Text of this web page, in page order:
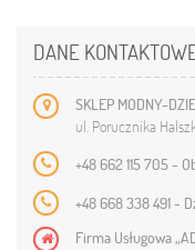
DANE
SKLEP MODNY-
ul. Porucznika
+48 662 115 705 -
+48 668 338 491 -
Firma Usługowa